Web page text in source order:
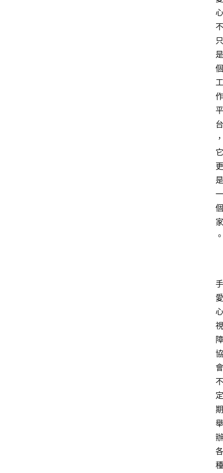
心
不
只
是
個
工
作
平
台
，
它
更
是
一
個
家
。
手
愛
心
視
障
協
會
不
定
期
舉
辦
各
種